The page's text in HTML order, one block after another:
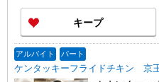
キープ
アルバイト パート
ケンタッキーフライドチキン 京